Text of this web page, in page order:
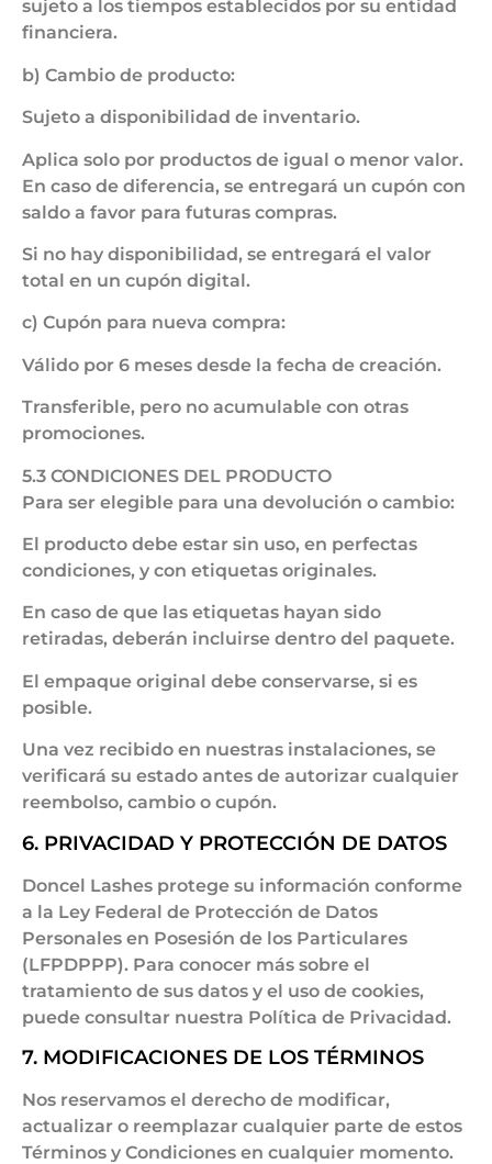
sujeto a los tiempos establecidos por su entidad
financiera.
b) Cambio de producto:
Sujeto a disponibilidad de inventario.
Aplica solo por productos de igual o menor valor.
En caso de diferencia, se entregará un cupón con
saldo a favor para futuras compras.
Si no hay disponibilidad, se entregará el valor
total en un cupón digital.
c) Cupón para nueva compra:
Válido por 6 meses desde la fecha de creación.
Transferible, pero no acumulable con otras
promociones.
5.3 CONDICIONES DEL PRODUCTO
Para ser elegible para una devolución o cambio:
El producto debe estar sin uso, en perfectas
condiciones, y con etiquetas originales.
En caso de que las etiquetas hayan sido
retiradas, deberán incluirse dentro del paquete.
El empaque original debe conservarse, si es
posible.
Una vez recibido en nuestras instalaciones, se
verificará su estado antes de autorizar cualquier
reembolso, cambio o cupón.
6. PRIVACIDAD Y PROTECCIÓN DE DATOS
Doncel Lashes protege su información conforme
a la Ley Federal de Protección de Datos
Personales en Posesión de los Particulares
(LFPDPPP). Para conocer más sobre el
tratamiento de sus datos y el uso de cookies,
puede consultar nuestra Política de Privacidad.
7. MODIFICACIONES DE LOS TÉRMINOS
Nos reservamos el derecho de modificar,
actualizar o reemplazar cualquier parte de estos
Términos y Condiciones en cualquier momento.